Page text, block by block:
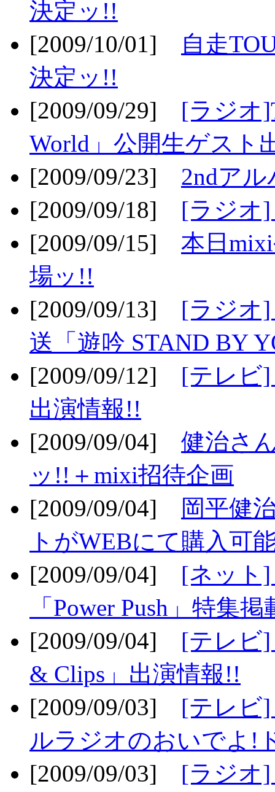
決定ッ!!
[2009/10/01]
自走
決定ッ!!
[2009/09/29] [ラジオ
World」公開生ゲスト
[2009/09/23] 2ndア
[2009/09/18] [ラジオ
[2009/09/15] 本日
場ッ!!
[2009/09/13] [ラジオ]
送「遊吟 STAND BY
[2009/09/12] [テレビ]
出演情報!!
[2009/09/04] 健治さ
ッ!!＋mixi招待企画
[2009/09/04]
岡平健
トがWEBにて購入可
[2009/09/04] [ネット]
「Power Push」特集
[2009/09/04] [テレビ]
& Clips」出演情報!!
[2009/09/03] [テレビ
ルラジオのおいでよ!
[2009/09/03] [ラジオ]